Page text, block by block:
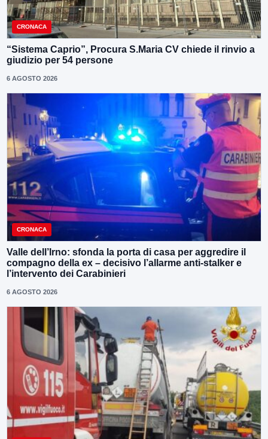
CRONACA
“Sistema Caprio”, Procura S.Maria CV chiede il rinvio a
giudizio per 54 persone
6 AGOSTO 2026
CRONACA
Valle dell’Irno: sfonda la porta di casa per aggredire il
compagno della ex – decisivo l’allarme anti-stalker e
l’intervento dei Carabinieri
6 AGOSTO 2026